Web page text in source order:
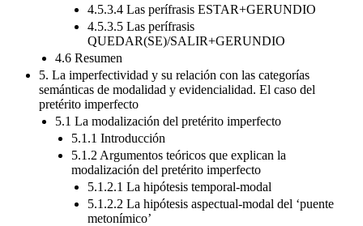
4.5.3.4 Las perífrasis ESTAR+GERUNDIO
4.5.3.5 Las perífrasis
QUEDAR(SE)/SALIR+GERUNDIO
4.6 Resumen
5. La imperfectividad y su relación con las categorías
semánticas de modalidad y evidencialidad. El caso del
pretérito imperfecto
5.1 La modalización del pretérito imperfecto
5.1.1 Introducción
5.1.2 Argumentos teóricos que explican la
modalización del pretérito imperfecto
5.1.2.1 La hipótesis temporal-modal
5.1.2.2 La hipótesis aspectual-modal del ‘puente
metonímico’